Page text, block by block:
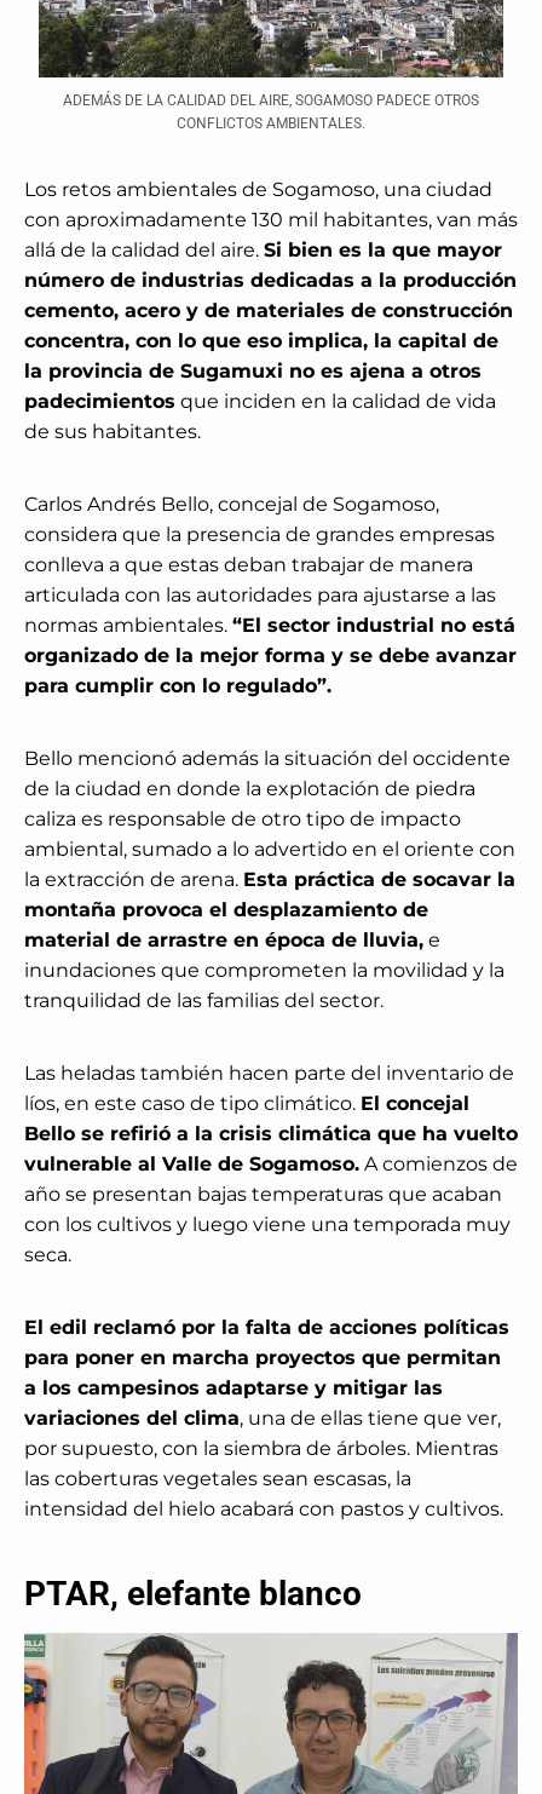
ADEMÁS DE LA CALIDAD DEL AIRE, SOGAMOSO PADECE OTROS
CONFLICTOS AMBIENTALES.
Los retos ambientales de Sogamoso, una ciudad
con aproximadamente 130 mil habitantes, van más
allá de la calidad del aire. Si bien es la que mayor
número de industrias dedicadas a la producción
cemento, acero y de materiales de construcción
concentra, con lo que eso implica, la capital de
la provincia de Sugamuxi no es ajena a otros
padecimientos que inciden en la calidad de vida
de sus habitantes.
Carlos Andrés Bello, concejal de Sogamoso,
considera que la presencia de grandes empresas
conlleva a que estas deban trabajar de manera
articulada con las autoridades para ajustarse a las
normas ambientales. “El sector industrial no está
organizado de la mejor forma y se debe avanzar
para cumplir con lo regulado”.
Bello mencionó además la situación del occidente
de la ciudad en donde la explotación de piedra
caliza es responsable de otro tipo de impacto
ambiental, sumado a lo advertido en el oriente con
la extracción de arena. Esta práctica de socavar la
montaña provoca el desplazamiento de
material de arrastre en época de lluvia, e
inundaciones que comprometen la movilidad y la
tranquilidad de las familias del sector.
Las heladas también hacen parte del inventario de
líos, en este caso de tipo climático. El concejal
Bello se refirió a la crisis climática que ha vuelto
vulnerable al Valle de Sogamoso. A comienzos de
año se presentan bajas temperaturas que acaban
con los cultivos y luego viene una temporada muy
seca.
El edil reclamó por la falta de acciones políticas
para poner en marcha proyectos que permitan
a los campesinos adaptarse y mitigar las
variaciones del clima, una de ellas tiene que ver,
por supuesto, con la siembra de árboles. Mientras
las coberturas vegetales sean escasas, la
intensidad del hielo acabará con pastos y cultivos.
PTAR, elefante blanco